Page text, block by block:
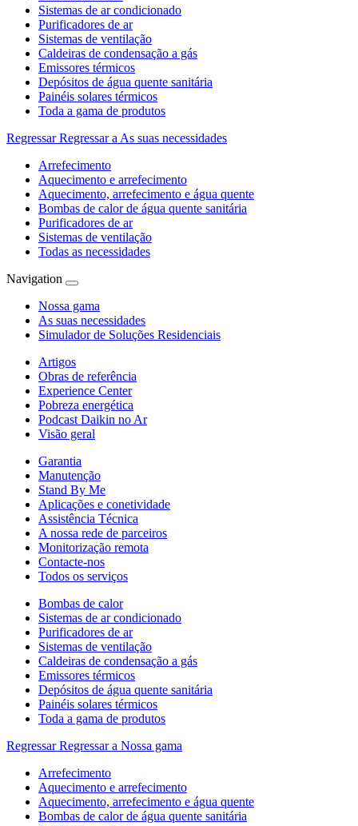
Sistemas de ar condicionado
Purificadores de ar
Sistemas de ventilação
Caldeiras de condensação a gás
Emissores térmicos
Depósitos de água quente sanitária
Painéis solares térmicos
Toda a gama de produtos
Regressar Regressar a As suas necessidades
Arrefecimento
Aquecimento e arrefecimento
Aquecimento, arrefecimento e água quente
Bombas de calor de água quente sanitária
Purificadores de ar
Sistemas de ventilação
Todas as necessidades
Navigation
Nossa gama
As suas necessidades
Simulador de Soluções Residenciais
Artigos
Obras de referência
Experience Center
Pobreza energética
Podcast Daikin no Ar
Visão geral
Garantia
Manutenção
Stand By Me
Aplicações e conetividade
Assistência Técnica
A nossa rede de parceiros
Monitorização remota
Contacte-nos
Todos os serviços
Bombas de calor
Sistemas de ar condicionado
Purificadores de ar
Sistemas de ventilação
Caldeiras de condensação a gás
Emissores térmicos
Depósitos de água quente sanitária
Painéis solares térmicos
Toda a gama de produtos
Regressar Regressar a Nossa gama
Arrefecimento
Aquecimento e arrefecimento
Aquecimento, arrefecimento e água quente
Bombas de calor de água quente sanitária